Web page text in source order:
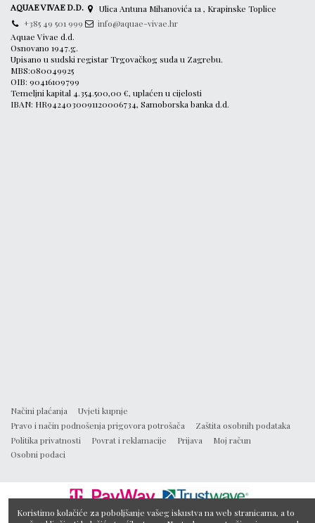
AQUAE VIVAE D.D.
Ulica Antuna Mihanovića 1a , Krapinske Toplice
+385 49 501 999
info@aquae-vivae.hr
Aquae Vivae d.d.
Osnovano 1947.g.
Upisano u sudski registar Trgovačkog suda u Zagrebu.
MBS:080049925
OIB: 90416109799
Temeljni kapital 4.354.500,00 €, uplaćen u cijelosti
IBAN: HR9424030091120006734, Samoborska banka d.d.
Načini plaćanja
Uvjeti kupnje
Pravo i način podnošenja prigovora potrošača
Zaštita osobnih podataka
Politika privatnosti
Povrat i reklamacije Prijava
Moj račun
Osobni podaci
Koristimo kolačiće za poboljšanje vašeg iskustva na web stranicama, a to